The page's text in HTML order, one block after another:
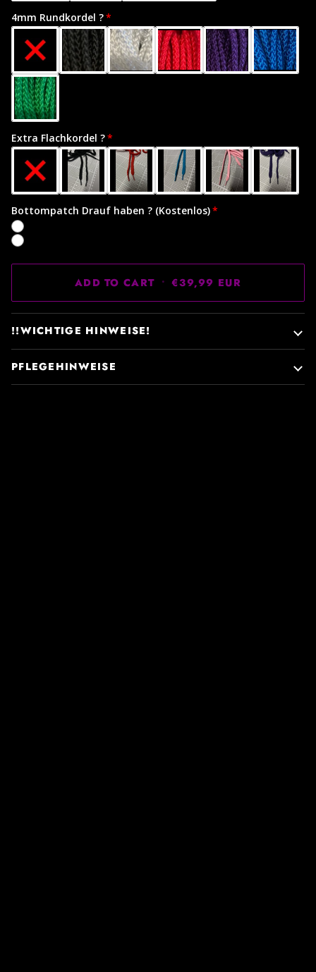
4mm Rundkordel ?
Extra Flachkordel ?
Bottompatch Drauf haben ? (Kostenlos)
ADD TO CART • €39,99 EUR
!!WICHTIGE HINWEISE!
PFLEGEHINWEISE